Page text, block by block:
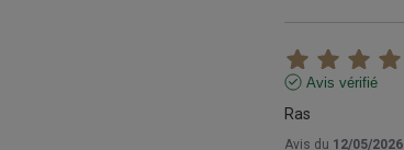
Avis vérifié
Ras
Avis du 12/05/2026